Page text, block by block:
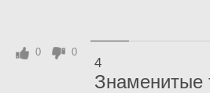
4
Знаменитые
0 0